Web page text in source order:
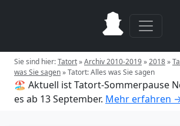
Sie sind hier:Tatort»Archiv 2010-2019»2018»
was Sie sagen»Tatort: Alles was Sie sagen
🏖️ Aktuell ist Tatort-Sommerpause
es ab 13 September. Mehr erfahren